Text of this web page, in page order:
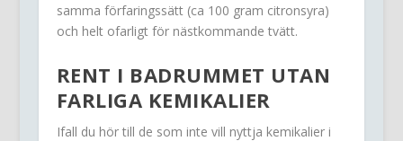
samma förfaringssätt (ca 100 gram citronsyra)
och helt ofarligt för nästkommande tvätt.
RENT I BADRUMMET UTAN
FARLIGA KEMIKALIER
Ifall du hör till de som inte vill nyttja kemikalier i